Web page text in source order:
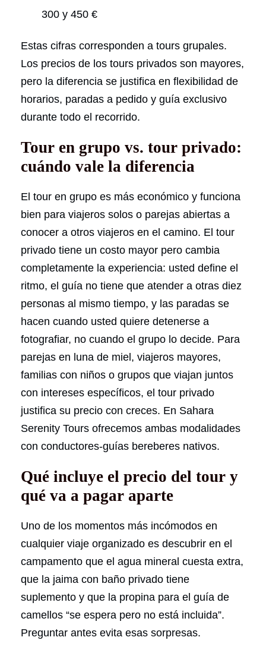
300 y 450 €
Estas cifras corresponden a tours grupales.
Los precios de los tours privados son mayores,
pero la diferencia se justifica en flexibilidad de
horarios, paradas a pedido y guía exclusivo
durante todo el recorrido.
Tour en grupo vs. tour privado:
cuándo vale la diferencia
El tour en grupo es más económico y funciona
bien para viajeros solos o parejas abiertas a
conocer a otros viajeros en el camino. El tour
privado tiene un costo mayor pero cambia
completamente la experiencia: usted define el
ritmo, el guía no tiene que atender a otras diez
personas al mismo tiempo, y las paradas se
hacen cuando usted quiere detenerse a
fotografiar, no cuando el grupo lo decide. Para
parejas en luna de miel, viajeros mayores,
familias con niños o grupos que viajan juntos
con intereses específicos, el tour privado
justifica su precio con creces. En Sahara
Serenity Tours ofrecemos ambas modalidades
con conductores-guías bereberes nativos.
Qué incluye el precio del tour y
qué va a pagar aparte
Uno de los momentos más incómodos en
cualquier viaje organizado es descubrir en el
campamento que el agua mineral cuesta extra,
que la jaima con baño privado tiene
suplemento y que la propina para el guía de
camellos “se espera pero no está incluida”.
Preguntar antes evita esas sorpresas.